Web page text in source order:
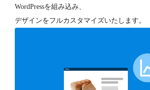
WordPressを組み込み、
デザインをフルカスタマイズいたします。